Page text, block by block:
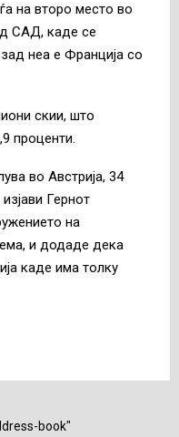
на второ место во
САД, каде се
неа е Франција со
скии, што
проценти.
во Австрија, 34
Гернот
на
и додаде дека
каде има толку
book"